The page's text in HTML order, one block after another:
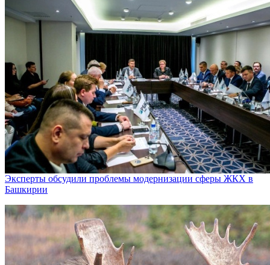
Эксперты обсудили проблемы модернизации сферы ЖКХ в
Башкирии